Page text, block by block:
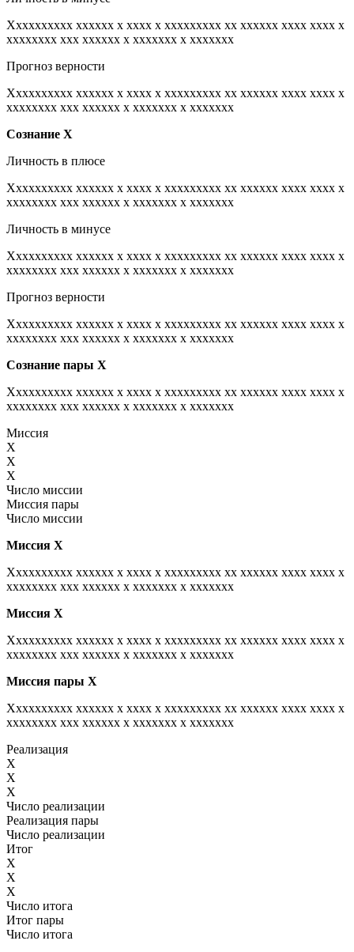
Xxxxxxxxxx xxxxxx x xxxx x xxxxxxxxx xx xxxxxx xxxx xxxx x
xxxxxxxx xxx xxxxxx x xxxxxxx x xxxxxxx
Прогноз верности
Xxxxxxxxxx xxxxxx x xxxx x xxxxxxxxx xx xxxxxx xxxx xxxx x
xxxxxxxx xxx xxxxxx x xxxxxxx x xxxxxxx
Сознание Х
Личность в плюсе
Xxxxxxxxxx xxxxxx x xxxx x xxxxxxxxx xx xxxxxx xxxx xxxx x
xxxxxxxx xxx xxxxxx x xxxxxxx x xxxxxxx
Личность в минусе
Xxxxxxxxxx xxxxxx x xxxx x xxxxxxxxx xx xxxxxx xxxx xxxx x
xxxxxxxx xxx xxxxxx x xxxxxxx x xxxxxxx
Прогноз верности
Xxxxxxxxxx xxxxxx x xxxx x xxxxxxxxx xx xxxxxx xxxx xxxx x
xxxxxxxx xxx xxxxxx x xxxxxxx x xxxxxxx
Сознание пары Х
Xxxxxxxxxx xxxxxx x xxxx x xxxxxxxxx xx xxxxxx xxxx xxxx x
xxxxxxxx xxx xxxxxx x xxxxxxx x xxxxxxx
Миссия
X
X
X
Число миссии
Миссия пары
Число миссии
Миссия Х
Xxxxxxxxxx xxxxxx x xxxx x xxxxxxxxx xx xxxxxx xxxx xxxx x
xxxxxxxx xxx xxxxxx x xxxxxxx x xxxxxxx
Миссия Х
Xxxxxxxxxx xxxxxx x xxxx x xxxxxxxxx xx xxxxxx xxxx xxxx x
xxxxxxxx xxx xxxxxx x xxxxxxx x xxxxxxx
Миссия пары Х
Xxxxxxxxxx xxxxxx x xxxx x xxxxxxxxx xx xxxxxx xxxx xxxx x
xxxxxxxx xxx xxxxxx x xxxxxxx x xxxxxxx
Реализация
X
X
X
Число реализации
Реализация пары
Число реализации
Итог
X
X
X
Число итога
Итог пары
Число итога